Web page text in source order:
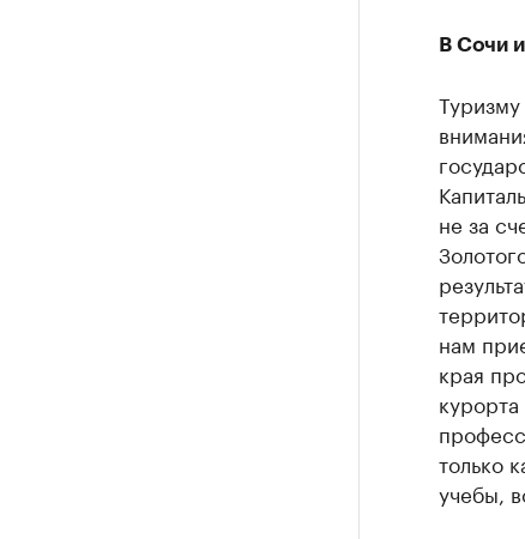
В Сочи
не за
нам
края
только
учебы,